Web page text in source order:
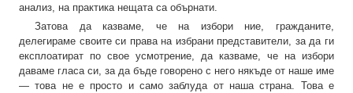
анализ, на практика нещата са обърнати.
Затова да казваме, че на избори ние, гражданите,
делегираме своите си права на избрани представители, за да ги
експлоатират по свое усмотрение, да казваме, че на избори
даваме гласа си, за да бъде говорено с него някъде от наше име
— това не е просто и само заблуда от наша страна. Това е